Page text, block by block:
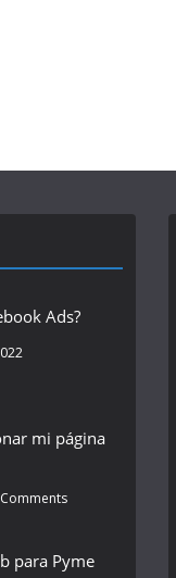
Ads?
mi página
para Pyme